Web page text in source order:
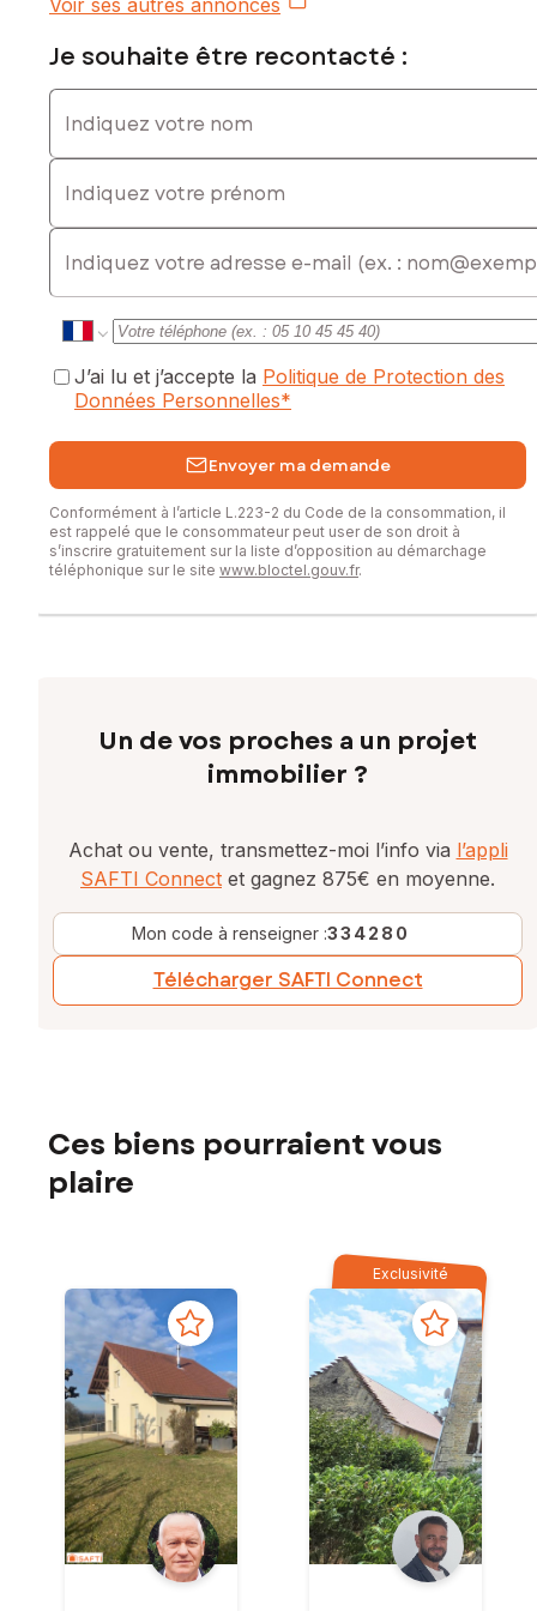
commercial immatriculé au RSAC de BOURG-EN-BRESSE
Voir ses autres annonces
Je souhaite être recontacté :
Indiquez votre nom
Indiquez votre prénom
E-mail
J’ai lu et j’accepte la Politique de Protection des
Données Personnelles*
Envoyer ma demande
Conformément à l’article L.223-2 du Code de la consommation, il
est rappelé que le consommateur peut user de son droit à
s’inscrire gratuitement sur la liste d’opposition au démarchage
téléphonique sur le site www.bloctel.gouv.fr.
Un de vos proches a un projet
immobilier ?
Achat ou vente, transmettez-moi l’info via l’appli
SAFTI Connect et gagnez 875€ en moyenne.
Mon code à renseigner :334280
Télécharger SAFTI Connect
Ces biens pourraient vous
plaire
Exclusivité